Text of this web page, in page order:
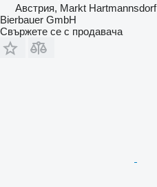
Австрия, Markt Hartmannsdorf
Bierbauer GmbH
Свържете се с продавача